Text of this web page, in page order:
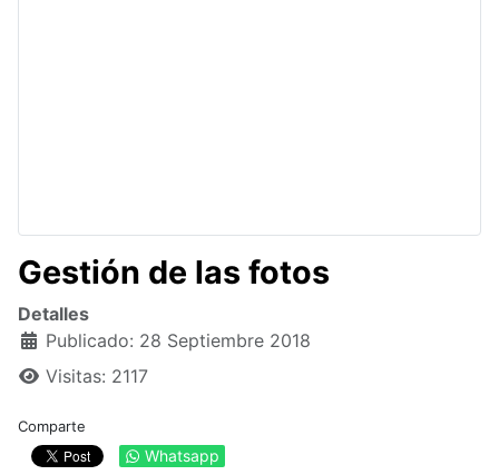
Gestión de las fotos
Detalles
Publicado: 28 Septiembre 2018
Visitas: 2117
Comparte
Whatsapp